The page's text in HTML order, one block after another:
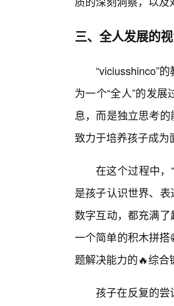
三、全人发展的
“viciusshinco”
为一个“全人”的发
息，而是独立思考
致力于培养孩子成
在这个过程中，
是孩子认识世界、
数字互动，都充满
一个简单的积木拼搭
题解决能力的🔥综合
孩子在反复的